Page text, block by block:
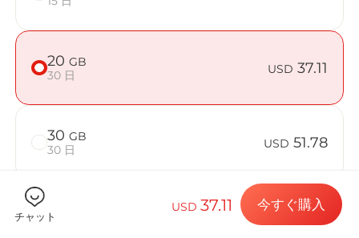
目的地とデ
eSIMをイン
データプラ
20 GB
30 日
USD 37.11
30 GB
30 日
USD 51.78
50
30 日
81.11
チャット
USD37.11 今すぐ購入